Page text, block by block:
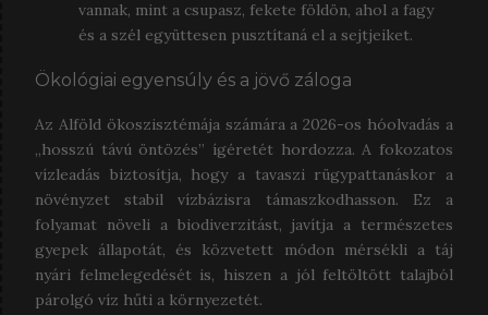
vannak, mint a csupasz, fekete földön, ahol a fagy
és a szél együttesen pusztítaná el a sejtjeiket.
Ökológiai egyensúly és a jövő záloga
Az Alföld ökoszisztémája számára a 2026-os hóolvadás a
„hosszú távú öntözés” ígéretét hordozza. A fokozatos
vízleadás biztosítja, hogy a tavaszi rügypattanáskor a
növényzet stabil vízbázisra támaszkodhasson. Ez a
folyamat növeli a biodiverzitást, javítja a természetes
gyepek állapotát, és közvetett módon mérsékli a táj
nyári felmelegedését is, hiszen a jól feltöltött talajból
párolgó víz hűti a környezetét.